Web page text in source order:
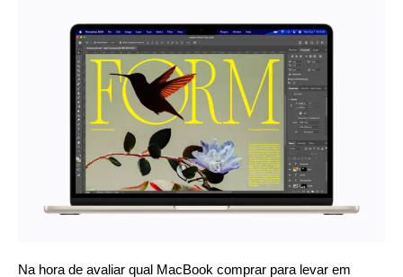
Na hora de avaliar qual MacBook comprar para levar em